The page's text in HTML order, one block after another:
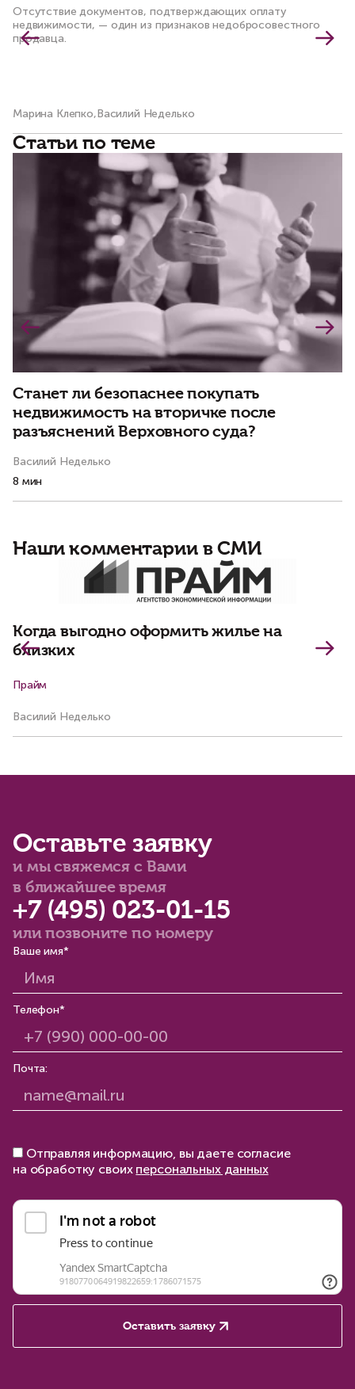
Отсутствие документов, подтверждающих оплату
недвижимости, — один из признаков недобросовестного
продавца.
Марина Клепко,Василий Неделько
Статьи по теме
Станет ли безопаснее покупать
недвижимость на вторичке после
разъяснений Верховного суда?
Василий Неделько
8 мин
Наши комментарии в СМИ
Когда выгодно оформить жилье на
близких
Прайм
Василий Неделько
Оставьте заявку
и мы свяжемся с Вами
в ближайшее время
+7 (495) 023-01-15
или позвоните по номеру
Ваше имя*
Телефон*
Почта:
Отправляя информацию, вы даете согласие
на обработку своих персональных данных
Оставить заявку